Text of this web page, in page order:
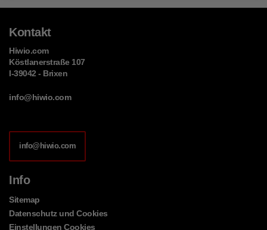
Kontakt
Hiwio.com
Köstlanerstraße 107
I-39042 - Brixen
info@hiwio.com
info@hiwio.com
Info
Sitemap
Datenschutz und Cookies
Einstellungen Cookies